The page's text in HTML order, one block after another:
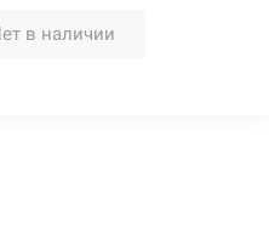
в наличии